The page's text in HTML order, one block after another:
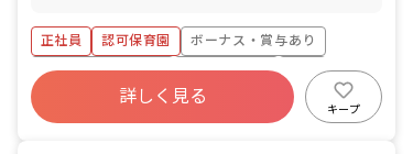
・保育業務 ・散歩 ・食事（給食） ・お
昼寝など
正社員 認可保育園
ボーナス・賞与あり
年間休日120日以上
社会保険完備
福利厚生充実
退職金制度
残業少なめ
詳しく見る
キープ